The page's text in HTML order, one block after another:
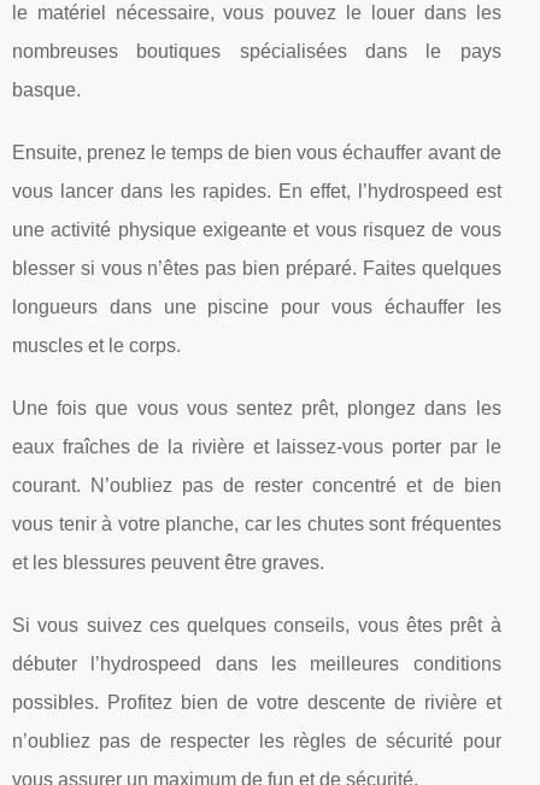
le matériel nécessaire, vous pouvez le louer dans les
nombreuses boutiques spécialisées dans le pays
basque.
Ensuite, prenez le temps de bien vous échauffer avant de
vous lancer dans les rapides. En effet, l’hydrospeed est
une activité physique exigeante et vous risquez de vous
blesser si vous n’êtes pas bien préparé. Faites quelques
longueurs dans une piscine pour vous échauffer les
muscles et le corps.
Une fois que vous vous sentez prêt, plongez dans les
eaux fraîches de la rivière et laissez-vous porter par le
courant. N’oubliez pas de rester concentré et de bien
vous tenir à votre planche, car les chutes sont fréquentes
et les blessures peuvent être graves.
Si vous suivez ces quelques conseils, vous êtes prêt à
débuter l’hydrospeed dans les meilleures conditions
possibles. Profitez bien de votre descente de rivière et
n’oubliez pas de respecter les règles de sécurité pour
vous assurer un maximum de fun et de sécurité.